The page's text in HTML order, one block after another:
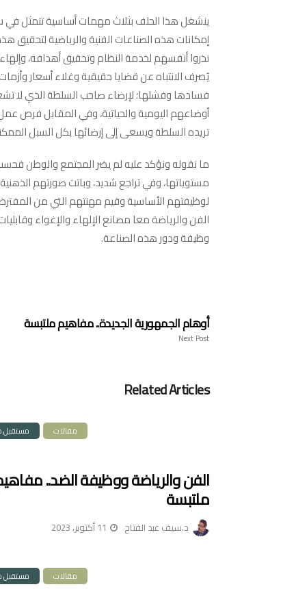
ينشغل هذا الحلف بثلاث مهمات أساسية تتمثل في
إمكانات هذه الصناعات الفنية والرياضية لتحقيق
نذروا أنفسهم لخدمة النظام وتحقيق أهدافه،
يُصرف الانتباه عن قضايا حقيقية وغلاء أسعار
فسادها وفشلها؛ لإرضاء صاحب السلطة الذي لا
أوضاعهم اليومية والحياتية، وفي المقابل فرص
تريده السلطة ويسعى إلى إرضائها بكل السبل
ما نقوله ونؤكد عليه لم يضر المجتمع والوطن
مستوياتها، وفي تراجع شديد، وباتت صورتهم
لوظيفتهم الأساسية وقيم مهنتهم التي من
الفن والرياضة معا مصانع الإلهاء والإغواء
وظيفة ودور هذه الصناعة.
أوهام الجمهورية الجديدة.. مفاهيم ملتبسة
Next Post
Related Articles
مستقبل مقالات
الفن والرياضة ووظيفة الضد..
ملتبسة
د.سيف عبد الفتاح 11 أكتوبر، 2023
مستقبل مقالات